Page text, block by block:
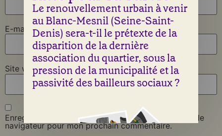
E-mail *
Site web
Enregistrer mon nom, mon e-mail et mon site dans le
navigateur pour mon prochain commentaire.
Le renouvellement urbain à venir
au Blanc-Mesnil (Seine-Saint-
Denis) sera-t-il le prétexte de la
disparition de la dernière
association du quartier, sous la
pression de la municipalité et la
passivité des bailleurs sociaux ?